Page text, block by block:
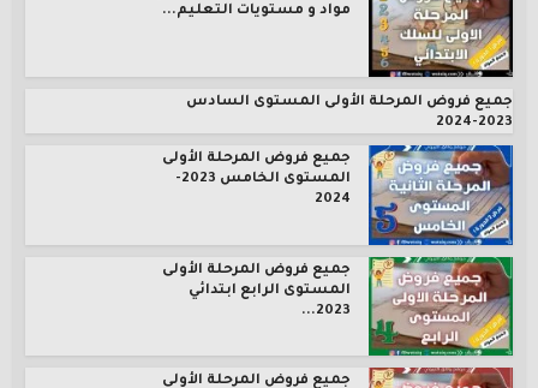
مواد و مستويات التعليم...
جميع فروض المرحلة الأولى المستوى السادس
2023-2024
جميع فروض المرحلة الأولى
المستوى الخامس 2023-
2024
جميع فروض المرحلة الأولى
المستوى الرابع ابتدائي
2023...
جميع فروض المرحلة الأولى